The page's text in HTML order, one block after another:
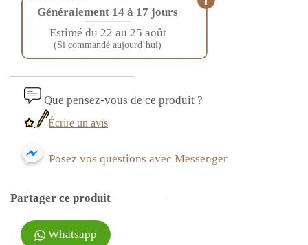
Généralement 14 à 17 jours
————
Estimé du 22 au 25 août
(Si commandé aujourd’hui)
Que pensez-vous de ce produit ?
Écrire un avis
Posez vos questions avec Messenger
Partager ce produit
Whatsapp